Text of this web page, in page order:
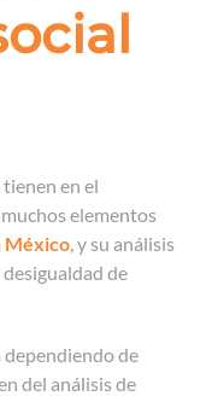
en el
elementos
México, y su análisis
de
dependiendo de
del análisis de